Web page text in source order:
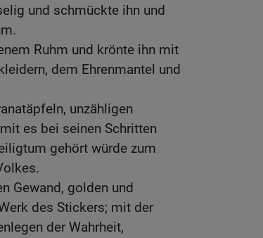
und schmückte ihn und
Ruhm und krönte ihn mit
dem Ehrenmantel und
unzähligen
es bei seinen Schritten
gehört würde zum
Gewand, golden und
des Stickers; mit der
der Wahrheit,